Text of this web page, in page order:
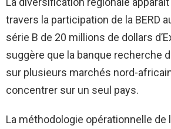
travers la participation de la BERD
série B de 20 millions de dollars
suggère que la banque recherche
sur plusieurs marchés nord-
concentrer sur un seul pays.
La méthodologie opérationnelle de